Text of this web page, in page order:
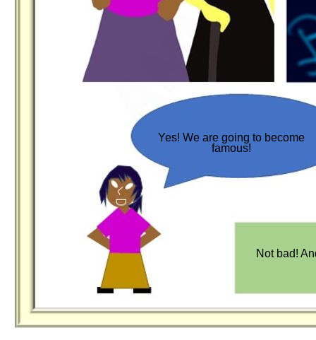
Yes! We are going to become
famous!
Not bad!